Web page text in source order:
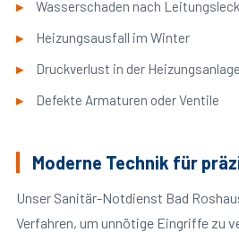
Wasserschaden nach Leitungsleck
Heizungsausfall im Winter
Druckverlust in der Heizungsanlage
Defekte Armaturen oder Ventile
Moderne Technik für
Unser Sanitär-Notdienst Bad
Verfahren, um unnötige Eingriffe zu